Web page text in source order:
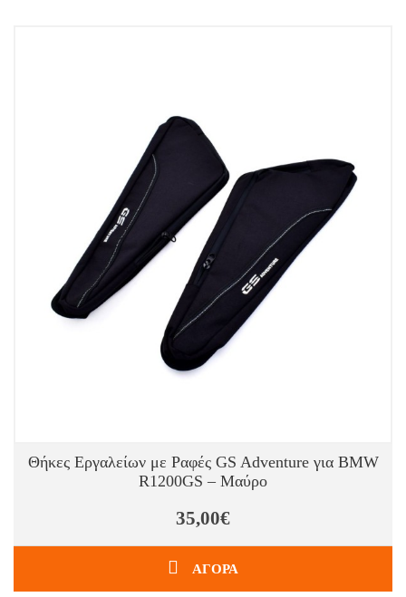
Θήκες Εργαλείων με Ραφές GS Adventure για BMW
R1200GS – Μαύρο
35,00€
ΑΓΟΡΑ